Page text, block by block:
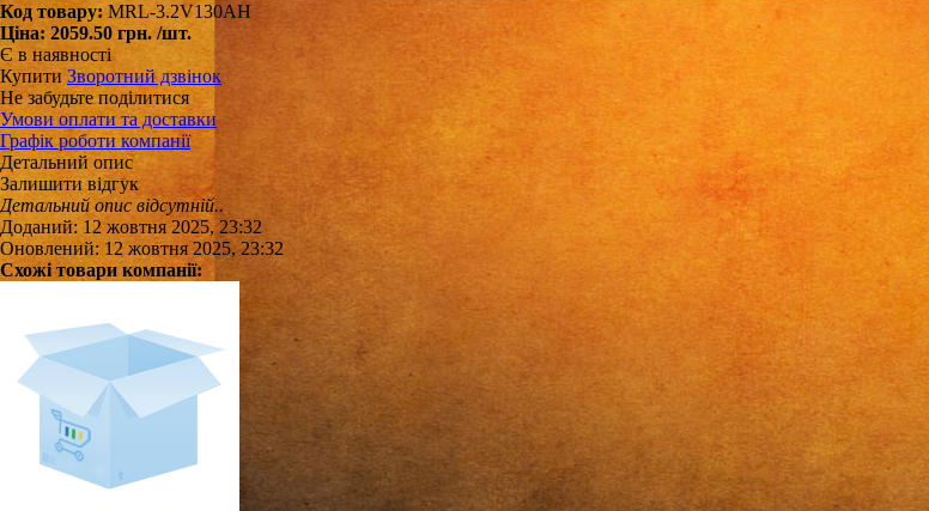
Код товару:MRL-3.2V130AH
Ціна: 2059.50 грн. /шт.
Є в наявності
Купити Зворотний дзвінок
Не забудьте поділитися
Умови оплати та доставки
Графік роботи компанії
Детальний опис
Залишити відгук
Детальний опис відсутній..
Доданий: 12 жовтня 2025, 23:32
Оновлений: 12 жовтня 2025, 23:32
Схожі товари компанії: